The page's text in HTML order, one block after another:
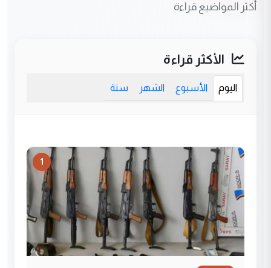
أكثر المواضيع قراءة
الأكثر قراءة
اليوم الأسبوع الشهر سنة
1